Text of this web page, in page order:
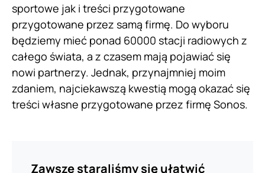
sportowe jak i treści przygotowane
przygotowane przez samą firmę. Do wyboru
będziemy mieć ponad 60000 stacji radiowych z
całego świata, a z czasem mają pojawiać się
nowi partnerzy. Jednak, przynajmniej moim
zdaniem, najciekawszą kwestią mogą okazać się
treści własne przygotowane przez firmę Sonos.
Zawsze staraliśmy się ułatwić